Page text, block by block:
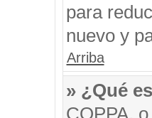
para
nuevo y
Arriba
» ¿Qué
COPPA,